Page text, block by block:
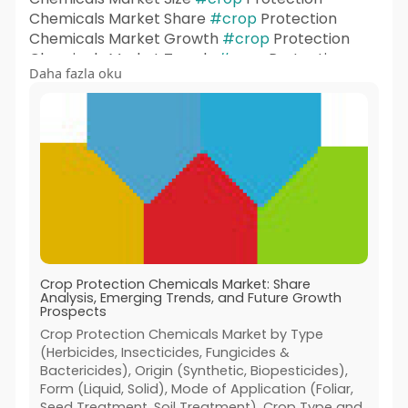
Chemicals Market Share #cropProtection
Chemicals Market Growth #cropProtection
Chemicals Market Trends
#crop
Protection
Chemicals Market Forecast
Chemicals Market Analysis#cropProtection
Chemicals Market Report
Chemicals Market Scope
Chemicals Market Overview
Protection
Chemicals Market Outlook#crop Protection
Chemicals Market Drivers
Daha fazla oku
Crop Protection Chemicals Market: Share
Analysis, Emerging Trends, and Future Growth
Prospects
Crop Protection Chemicals Market by Type
(Herbicides, Insecticides, Fungicides &
Bactericides), Origin (Synthetic, Biopesticides),
Form (Liquid, Solid), Mode of Application (Foliar,